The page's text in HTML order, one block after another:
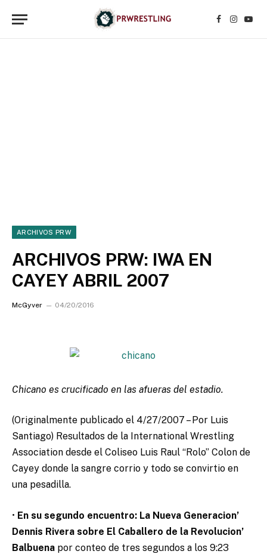
Facebook
ARCHIVOS PRW
ARCHIVOS PRW: IWA EN
CAYEY ABRIL 2007
McGyver 04/20/2016
Chicano es crucificado en las afueras del estadio.
(Originalmente publicado el 4/27/2007 – Por Luis
Santiago) Resultados de la International Wrestling
Association desde el Coliseo Luis Raul “Rolo” Colon de
Cayey donde la sangre corrio y todo se convirtio en
una pesadilla.
• En su segundo encuentro: La Nueva Generacion’
Dennis Rivera sobre El Caballero de la Revolucion’
Balbuena por conteo de tres segundos a los 9:23